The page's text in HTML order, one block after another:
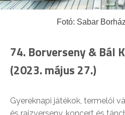
Fotó: Sabar
74. Borverseny & Bál
(2023. május 27.)
Gyereknapi játékok, termelői